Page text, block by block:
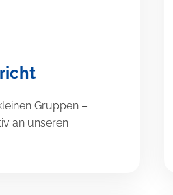
Gruppen –
an unseren